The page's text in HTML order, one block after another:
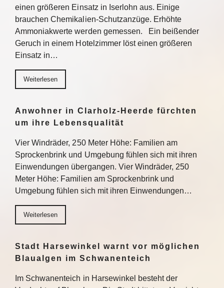
einen größeren Einsatz in Iserlohn aus. Einige
brauchen Chemikalien-Schutzanzüge. Erhöhte
Ammoniakwerte werden gemessen. Ein beißender
Geruch in einem Hotelzimmer löst einen größeren
Einsatz in…
Weiterlesen
Anwohner in Clarholz-Heerde fürchten
um ihre Lebensqualität
Vier Windräder, 250 Meter Höhe: Familien am
Sprockenbrink und Umgebung fühlen sich mit ihren
Einwendungen übergangen. Vier Windräder, 250
Meter Höhe: Familien am Sprockenbrink und
Umgebung fühlen sich mit ihren Einwendungen…
Weiterlesen
Stadt Harsewinkel warnt vor möglichen
Blaualgen im Schwanenteich
Im Schwanenteich in Harsewinkel besteht der